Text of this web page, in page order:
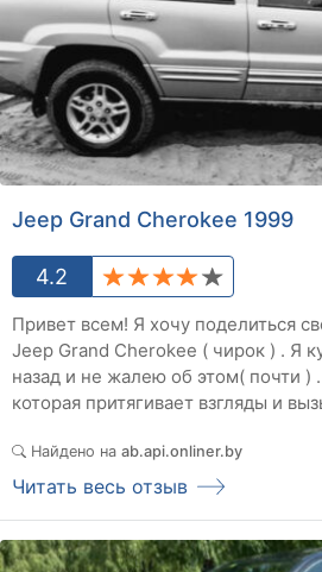
Jeep Grand Cherokee 1999
4.2
Привет всем! Я хочу поделиться
Jeep Grand Cherokee ( чирок ) . Я
назад и не жалею об этом( почти )
которая притягивает взгляды и
Найдено на ab.api.onliner.by
Читать весь отзыв